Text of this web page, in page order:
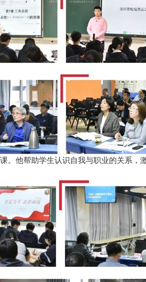
。他帮助学生认识自我与职业的关系，